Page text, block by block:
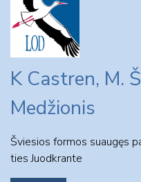
content
K Castren, M.
Medžionis
Šviesios formos suaugęs
ties Juodkrante